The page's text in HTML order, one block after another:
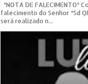
*NOTA DE FALECIMENTO*
falecimento do Senhor *Sd
será realizado n...